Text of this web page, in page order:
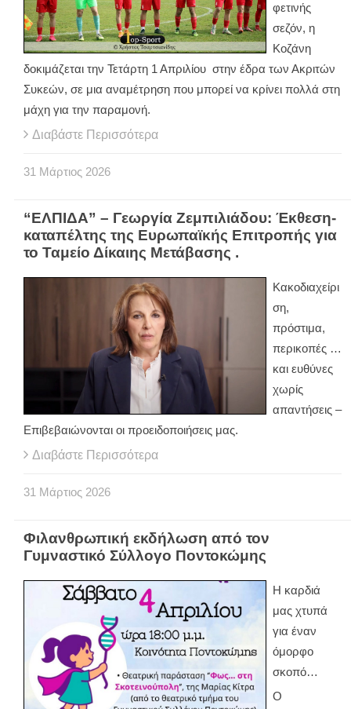
φετινής
σεζόν, η
Κοζάνη
δοκιμάζεται την Τετάρτη 1 Απριλίου στην έδρα των Ακριτών
Συκεών, σε μια αναμέτρηση που μπορεί να κρίνει πολλά στη
μάχη για την παραμονή.
Διαβάστε Περισσότερα
31 Μάρτιος 2026
“ΕΛΠΙΔΑ” – Γεωργία Ζεμπιλιάδου: Έκθεση-
καταπέλτης της Ευρωπαϊκής Επιτροπής για
το Ταμείο Δίκαιης Μετάβασης .
Κακοδιαχείρι
ση,
πρόστιμα,
περικοπές …
και ευθύνες
χωρίς
απαντήσεις –
Επιβεβαιώνονται οι προειδοποιήσεις μας.
Διαβάστε Περισσότερα
31 Μάρτιος 2026
Φιλανθρωπική εκδήλωση από τον
Γυμναστικό Σύλλογο Ποντοκώμης
Η καρδιά
μας χτυπά
για έναν
όμορφο
σκοπό…
Ο